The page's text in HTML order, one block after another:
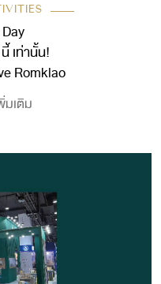
เท่านั้น!
Romklao
มเติม